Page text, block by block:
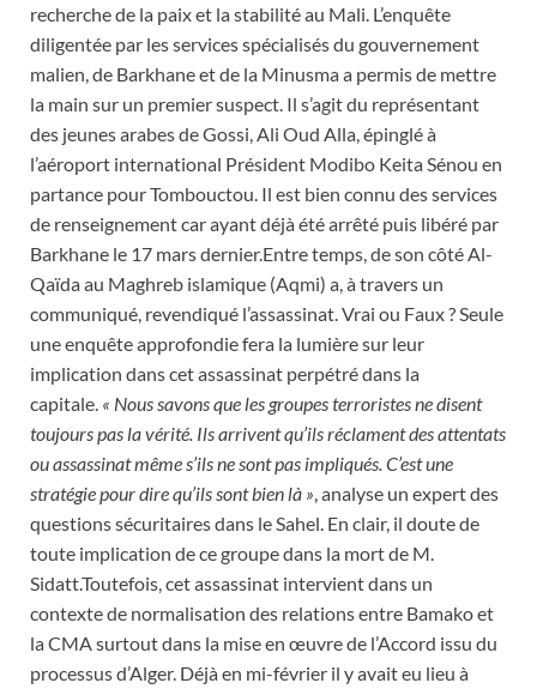
recherche de la paix et la stabilité au Mali. L’enquête
diligentée par les services spécialisés du gouvernement
malien, de Barkhane et de la Minusma a permis de mettre
la main sur un premier suspect. Il s’agit du représentant
des jeunes arabes de Gossi, Ali Oud Alla, épinglé à
l’aéroport international Président Modibo Keita Sénou en
partance pour Tombouctou. Il est bien connu des services
de renseignement car ayant déjà été arrêté puis libéré par
Barkhane le 17 mars dernier.Entre temps, de son côté Al-
Qaïda au Maghreb islamique (Aqmi) a, à travers un
communiqué, revendiqué l’assassinat. Vrai ou Faux ? Seule
une enquête approfondie fera la lumière sur leur
implication dans cet assassinat perpétré dans la
capitale. « Nous savons que les groupes terroristes ne disent
toujours pas la vérité. Ils arrivent qu’ils réclament des attentats
ou assassinat même s’ils ne sont pas impliqués. C’est une
stratégie pour dire qu’ils sont bien là », analyse un expert des
questions sécuritaires dans le Sahel. En clair, il doute de
toute implication de ce groupe dans la mort de M.
Sidatt.Toutefois, cet assassinat intervient dans un
contexte de normalisation des relations entre Bamako et
la CMA surtout dans la mise en œuvre de l’Accord issu du
processus d’Alger. Déjà en mi-février il y avait eu lieu à